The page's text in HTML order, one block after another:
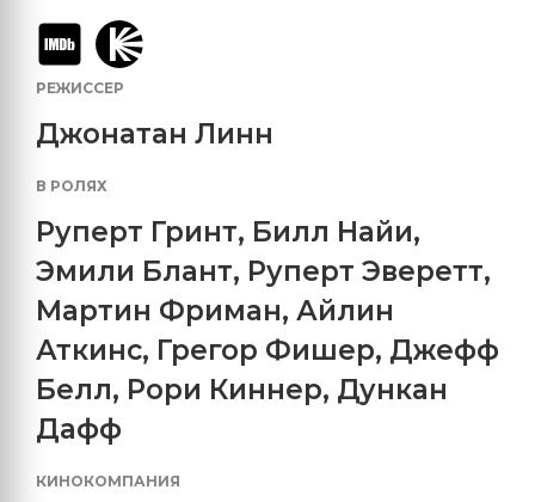
РЕЖИССЕР
Джонатан Линн
В РОЛЯХ
Руперт Гринт, Билл Найи,
Эмили Блант, Руперт Эверетт,
Мартин Фриман, Айлин
Аткинс, Грегор Фишер, Джефф
Белл, Рори Киннер, Дункан
Дафф
КИНОКОМПАНИЯ